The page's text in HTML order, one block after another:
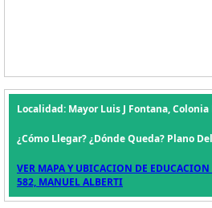
Localidad: Mayor Luis J Fontana, Colonia
¿Cómo Llegar? ¿Dónde Queda? Plano
VER MAPA Y UBICACION DE EDUCACION
582, MANUEL ALBERTI